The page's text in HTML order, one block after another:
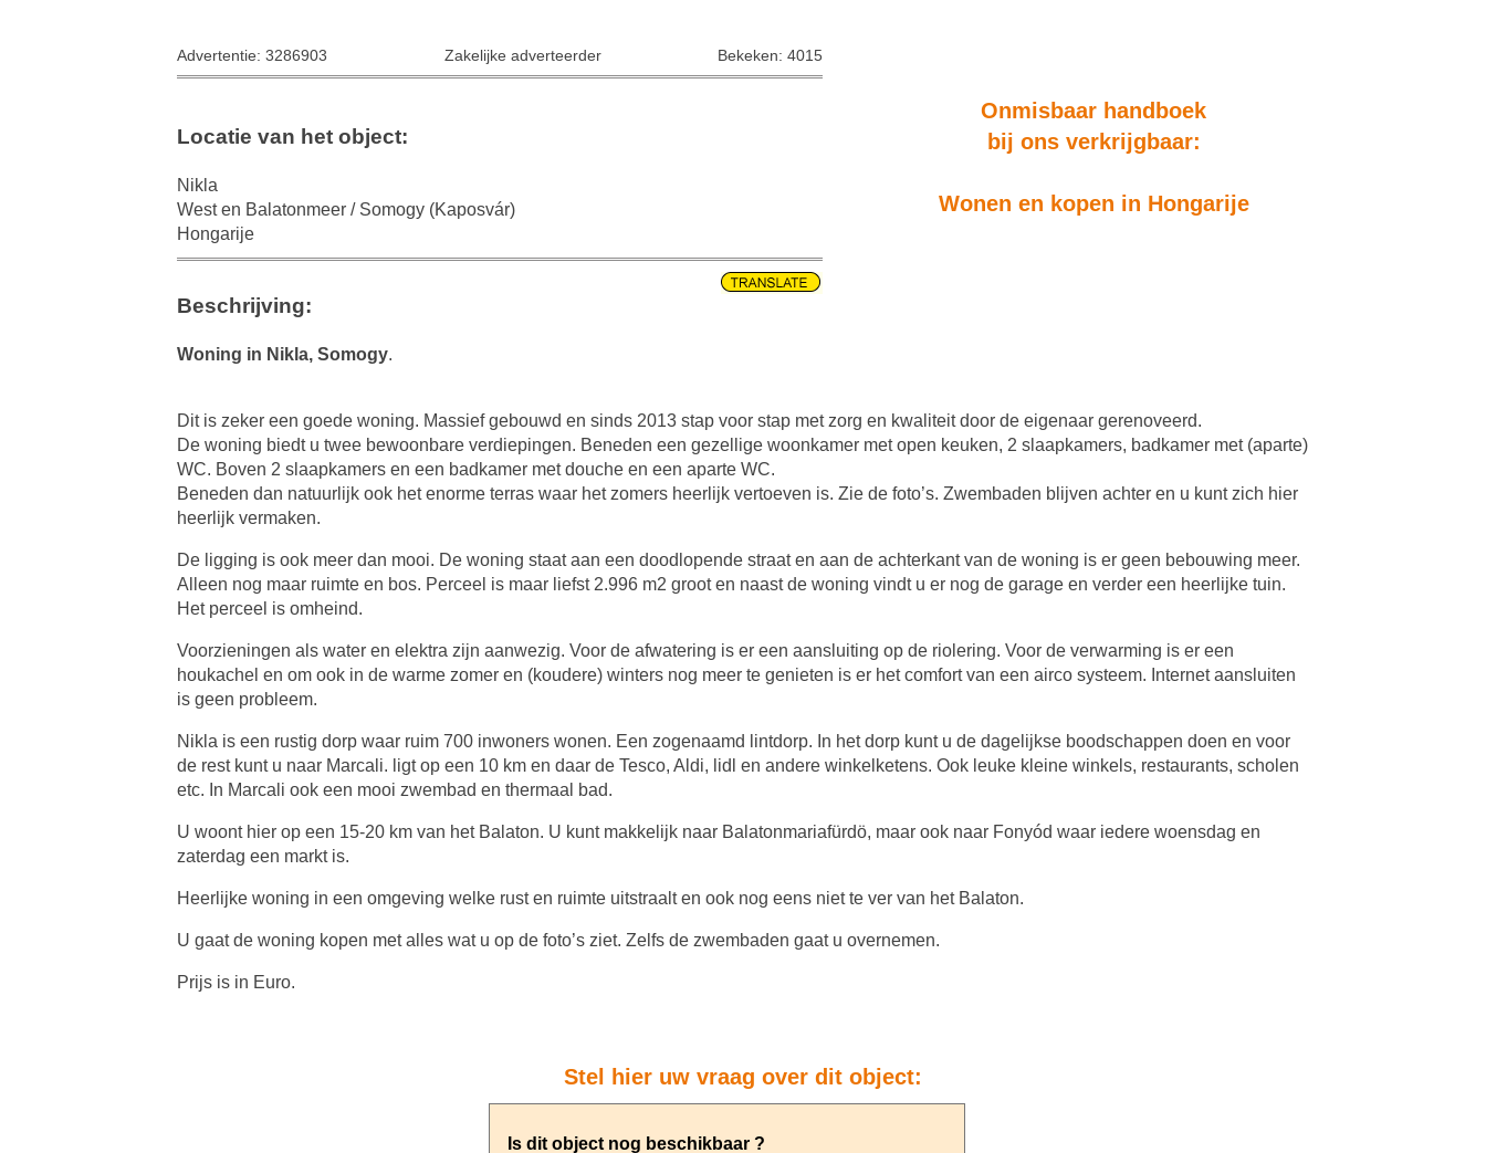
Advertentie: 3286903 Zakelijke adverteerder Bekeken: 4015
Onmisbaar handboek
bij ons verkrijgbaar:
Wonen en kopen in Hongarije
Locatie van het object:
Nikla
West en Balatonmeer / Somogy (Kaposvár)
Hongarije
Beschrijving:
Woning in Nikla, Somogy.
Dit is zeker een goede woning. Massief gebouwd en sinds 2013 stap voor stap met zorg en kwaliteit door de eigenaar gerenoveerd.
De woning biedt u twee bewoonbare verdiepingen. Beneden een gezellige woonkamer met open keuken, 2 slaapkamers, badkamer met (aparte)
WC. Boven 2 slaapkamers en een badkamer met douche en een aparte WC.
Beneden dan natuurlijk ook het enorme terras waar het zomers heerlijk vertoeven is. Zie de foto’s. Zwembaden blijven achter en u kunt zich hier
heerlijk vermaken.
De ligging is ook meer dan mooi. De woning staat aan een doodlopende straat en aan de achterkant van de woning is er geen bebouwing meer.
Alleen nog maar ruimte en bos. Perceel is maar liefst 2.996 m2 groot en naast de woning vindt u er nog de garage en verder een heerlijke tuin.
Het perceel is omheind.
Voorzieningen als water en elektra zijn aanwezig. Voor de afwatering is er een aansluiting op de riolering. Voor de verwarming is er een
houkachel en om ook in de warme zomer en (koudere) winters nog meer te genieten is er het comfort van een airco systeem. Internet aansluiten
is geen probleem.
Nikla is een rustig dorp waar ruim 700 inwoners wonen. Een zogenaamd lintdorp. In het dorp kunt u de dagelijkse boodschappen doen en voor
de rest kunt u naar Marcali. ligt op een 10 km en daar de Tesco, Aldi, lidl en andere winkelketens. Ook leuke kleine winkels, restaurants, scholen
etc. In Marcali ook een mooi zwembad en thermaal bad.
U woont hier op een 15-20 km van het Balaton. U kunt makkelijk naar Balatonmariafürdö, maar ook naar Fonyód waar iedere woensdag en
zaterdag een markt is.
Heerlijke woning in een omgeving welke rust en ruimte uitstraalt en ook nog eens niet te ver van het Balaton.
U gaat de woning kopen met alles wat u op de foto’s ziet. Zelfs de zwembaden gaat u overnemen.
Prijs is in Euro.
Stel hier uw vraag over dit object: